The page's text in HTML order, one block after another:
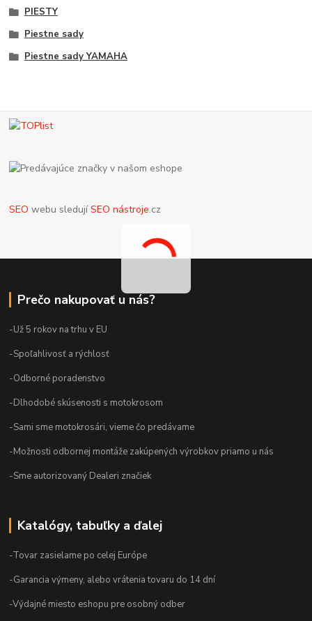
PIESTY
Piestne sady
Piestne sady YAMAHA
SEO webu sledujíSEO nástroje.cz
Prečo nakupovať u nás?
-Už 5 rokov na trhu v EU
-Spoľahlivosť a rýchlosť
-Odborné poradenstvo
-Dlhodobé skúsenosti s motokrosom
-Sami sme motokrosári, vieme čo predávame
-Možnosti odbornej montáže zakúpených výrobkov priamo u nás
-Sme autorizovaný Dealeri značiek
Katalógy, tabuľky a ďalej
-Tovar zasielame po celej Európe
-Garancia výmeny, alebo vrátenia tovaru do 14 dní
-Výdajné miesto eshopu pre osobný odber